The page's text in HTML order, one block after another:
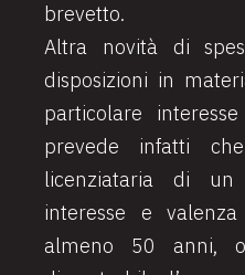
brevetto.
Altra novità di
disposizioni in
particolare
prevede infatti
licenziataria di
interesse e
almeno 50 anni,